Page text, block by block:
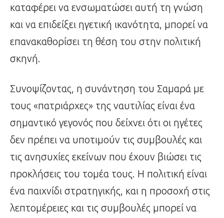
καταφέρει να ενσωματώσει αυτή τη γνώση
και να επιδείξει ηγετική ικανότητα, μπορεί να
επανακαθορίσει τη θέση του στην πολιτική
σκηνή.
Συνοψίζοντας, η συνάντηση του Σαμαρά με
τους «πατριάρχες» της ναυτιλίας είναι ένα
σημαντικό γεγονός που δείχνει ότι οι ηγέτες
δεν πρέπει να υποτιμούν τις συμβουλές και
τις ανησυχίες εκείνων που έχουν βιώσει τις
προκλήσεις του τομέα τους. Η πολιτική είναι
ένα παιχνίδι στρατηγικής, και η προσοχή στις
λεπτομέρειες και τις συμβουλές μπορεί να